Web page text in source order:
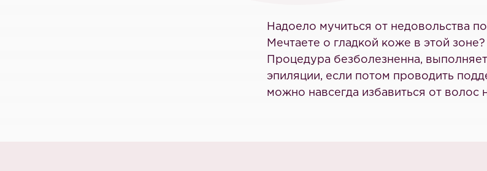
Надоело мучиться от недовольства
Мечтаете о гладкой коже в этой
Процедура безболезненна,
эпиляции, если потом проводить
можно навсегда избавиться от волос